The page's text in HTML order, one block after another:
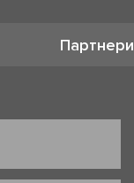
Партнери